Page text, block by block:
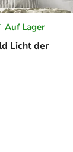
Licht der
Auf Lager